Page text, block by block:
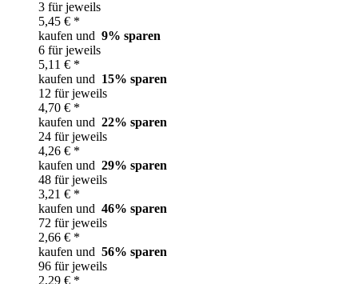
3 für jeweils
5,45 € *
kaufen und 9% sparen
6 für jeweils
5,11 € *
kaufen und 15% sparen
12 für jeweils
4,70 € *
kaufen und 22% sparen
24 für jeweils
4,26 € *
kaufen und 29% sparen
48 für jeweils
3,21 € *
kaufen und 46% sparen
72 für jeweils
2,66 € *
kaufen und 56% sparen
96 für jeweils
2,29 € *